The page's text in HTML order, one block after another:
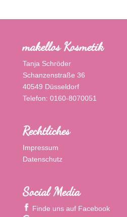
makellos Kosmetik
Tanja Schröder
Schanzenstraße 36
40549 Düsseldorf
Telefon: 0160-8070051
Rechtliches
Impressum
Datenschutz
Social Media
Finde uns auf Facebook